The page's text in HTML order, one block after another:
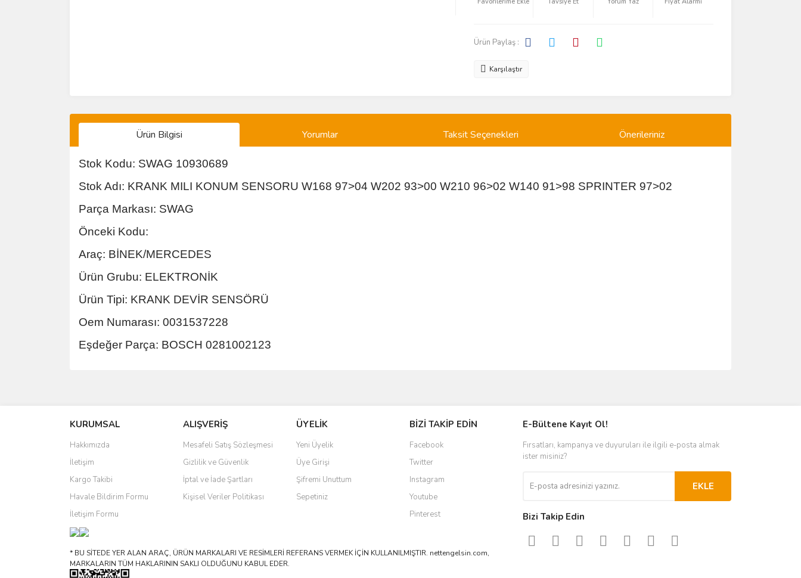
Ürün Paylaş :
Karşılaştır
Ürün Bilgisi Yorumlar Taksit Seçenekleri Önerileriniz
Stok Kodu: SWAG 10930689
Stok Adı: KRANK MILI KONUM SENSORU W168 97>04 W202 93>00 W210 96>02 W140 91>98 SPRINTER 97>02
Parça Markası: SWAG
Önceki Kodu:
Araç: BİNEK/MERCEDES
Ürün Grubu: ELEKTRONİK
Ürün Tipi: KRANK DEVİR SENSÖRÜ
Oem Numarası: 0031537228
Eşdeğer Parça: BOSCH 0281002123
Ürün resmi kalitesiz, bozuk veya görüntülenemiyor.
Ürün açıklamasında eksik bilgiler bulunuyor.
Ürün bilgilerinde hatalar bulunuyor.
Ürün fiyatı diğer sitelerden daha pahalı.
Bu ürüne benzer farklı alternatifler olmalı.
KURUMSAL
Hakkımızda
İletişim
Kargo Takibi
Havale Bildirim Formu
İletişim Formu
ALIŞVERİŞ
Mesafeli Satış Sözleşmesi
Gizlilik ve Güvenlik
İptal ve İade Şartları
Kişisel Veriler Politikası
ÜYELİK
Yeni Üyelik
Üye Girişi
Şifremi Unuttum
Sepetiniz
BİZİ TAKİP EDİN
Facebook
Twitter
Instagram
Youtube
Pinterest
* BU SİTEDE YER ALAN ARAÇ, ÜRÜN MARKALARI VE RESİMLERİ REFERANS VERMEK İÇİN KULLANILMIŞTIR. nettengelsin.com,
MARKALARIN TÜM HAKLARININ SAKLI OLDUĞUNU KABUL EDER.
E-Bültene Kayıt Ol!
Fırsatları, kampanya ve duyuruları ile ilgili e-posta almak
ister misiniz?
EKLE
Bizi Takip Edin